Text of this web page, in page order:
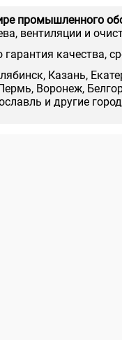
промышленного
вентиляции и
качества,
Казань,
Воронеж,
и другие